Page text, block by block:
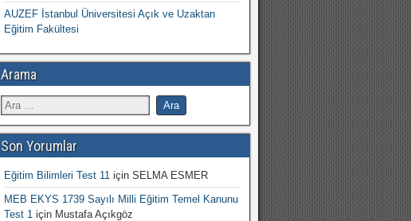
AUZEF İstanbul Üniversitesi Açık ve Uzaktan
Eğitim Fakültesi
Arama
Son Yorumlar
Eğitim Bilimleri Test 11için SELMA ESMER
MEB EKYS 1739 Sayılı Milli Eğitim Temel Kanunu
Test 1için Mustafa Açıkgöz